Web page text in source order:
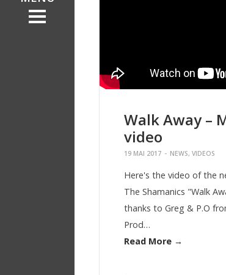
Walk Away –
video
19 MAI 2017 - NEWS, VIDEOS
Here's the video of the
The Shamanics "Walk
thanks to Greg & P.O
Prod…
Read More →